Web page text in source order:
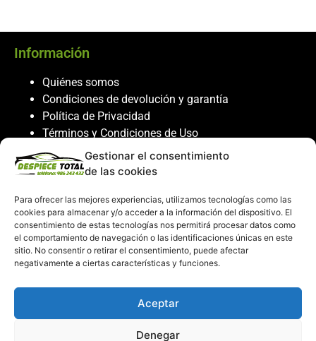
Gestionar el consentimiento
de las cookies
Para ofrecer las mejores experiencias, utilizamos tecnologías como las
cookies para almacenar y/o acceder a la información del dispositivo. El
consentimiento de estas tecnologías nos permitirá procesar datos como
el comportamiento de navegación o las identificaciones únicas en este
sitio. No consentir o retirar el consentimiento, puede afectar
negativamente a ciertas características y funciones.
Aceptar
Denegar
Información
Quiénes somos
Condiciones de devolución y garantía
Política de Privacidad
Términos y Condiciones de Uso
Política de Cookies
Servicio al cliente
Contacto
986 243 432
608 867 074
recambiosdespiecetotal@gmail.com
Mi cuenta
Mi Cuenta